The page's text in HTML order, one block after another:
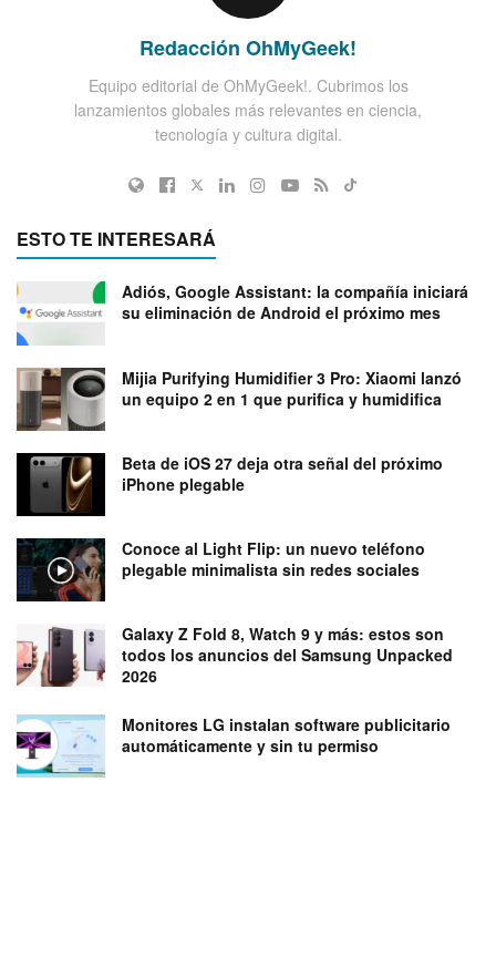
Redacción OhMyGeek!
Equipo editorial de OhMyGeek!. Cubrimos los
lanzamientos globales más relevantes en ciencia,
tecnología y cultura digital.
ESTO TE INTERESARÁ
Adiós, Google Assistant: la compañía iniciará
su eliminación de Android el próximo mes
Mijia Purifying Humidifier 3 Pro: Xiaomi lanzó
un equipo 2 en 1 que purifica y humidifica
Beta de iOS 27 deja otra señal del próximo
iPhone plegable
Conoce al Light Flip: un nuevo teléfono
plegable minimalista sin redes sociales
Galaxy Z Fold 8, Watch 9 y más: estos son
todos los anuncios del Samsung Unpacked
2026
Monitores LG instalan software publicitario
automáticamente y sin tu permiso